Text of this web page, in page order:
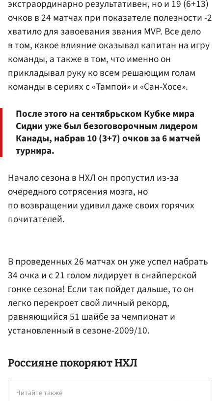
экстраординарно результативен, но и 19 (6+13)
очков в 24 матчах при показателе полезности -2
хватило для завоевания звания MVP. Все дело
в том, какое влияние оказывал капитан на игру
команды, а также в том, что именно он
прикладывал руку ко всем решающим голам
команды в сериях с «Тампой» и «Сан-Хосе».
После этого на сентябрьском Кубке мира
Сидни уже был безоговорочным лидером
Канады, набрав 10 (3+7) очков за 6 матчей
турнира.
Начало сезона в НХЛ он пропустил из-за
очередного сотрясения мозга, но
по возвращении удивил даже своих горячих
почитателей.
В проведенных 26 матчах он уже успел набрать
34 очка и с 21 голом лидирует в снайперской
гонке сезона! Если так пойдет дальше, то он
легко перекроет свой личный рекорд,
равняющийся 51 шайбе за чемпионат и
установленный в сезоне-2009/10.
Россияне покоряют НХЛ
Читайте также